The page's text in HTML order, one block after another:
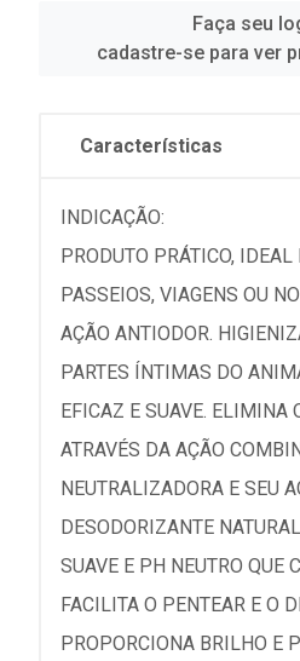
Faça seu
cadastre-se para ver
Características
INDICAÇÃO:
PRODUTO PRÁTICO, IDEAL
PASSEIOS, VIAGENS OU
AÇÃO ANTIODOR.
PARTES ÍNTIMAS DO
EFICAZ E SUAVE. ELIMINA
ATRAVÉS DA AÇÃO
NEUTRALIZADORA E SEU
DESODORIZANTE
SUAVE E PH NEUTRO QUE
FACILITA O PENTEAR E O
PROPORCIONA BRILHO E